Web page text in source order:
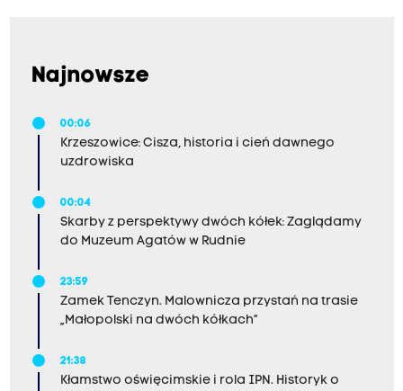
Najnowsze
00:06
Krzeszowice: Cisza, historia i cień dawnego
uzdrowiska
00:04
Skarby z perspektywy dwóch kółek: Zaglądamy
do Muzeum Agatów w Rudnie
23:59
Zamek Tenczyn. Malownicza przystań na trasie
„Małopolski na dwóch kółkach”
21:38
Kłamstwo oświęcimskie i rola IPN. Historyk o